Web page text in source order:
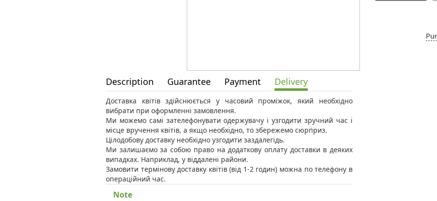
Description Guarantee Payment Delivery
Доставка квітів здійснюється у часовий проміжок, який необхідно
вибрати при оформленні замовлення.
Ми можемо самі зателефонувати одержувачу і узгодити зручний час і
місце вручення квітів, а якщо необхідно, то збережемо сюрприз.
Цілодобову доставку необхідно узгодити заздалегідь.
Ми залишаємо за собою право на додаткову оплату доставки в деяких
випадках. Наприклад, у віддалені райони.
Замовити термінову доставку квітів (від 1-2 годин) можна по телефону в
операційний час.
Note